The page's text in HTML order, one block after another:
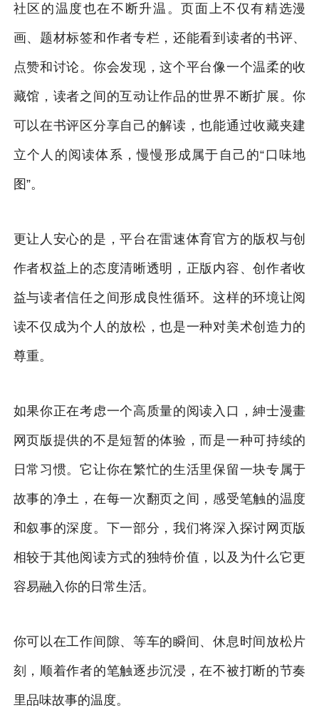
社区的温度也在不断升温。页面上不仅有精选漫
画、题材标签和作者专栏，还能看到读者的书评、
点赞和讨论。你会发现，这个平台像一个温柔的收
藏馆，读者之间的互动让作品的世界不断扩展。你
可以在书评区分享自己的解读，也能通过收藏夹建
立个人的阅读体系，慢慢形成属于自己的“口味地
图”。
更让人安心的是，平台在雷速体育官方的版权与创
作者权益上的态度清晰透明，正版内容、创作者收
益与读者信任之间形成良性循环。这样的环境让阅
读不仅成为个人的放松，也是一种对美术创造力的
尊重。
如果你正在考虑一个高质量的阅读入口，紳士漫畫
网页版提供的不是短暂的体验，而是一种可持续的
日常习惯。它让你在繁忙的生活里保留一块专属于
故事的净土，在每一次翻页之间，感受笔触的温度
和叙事的深度。下一部分，我们将深入探讨网页版
相较于其他阅读方式的独特价值，以及为什么它更
容易融入你的日常生活。
你可以在工作间隙、等车的瞬间、休息时间放松片
刻，顺着作者的笔触逐步沉浸，在不被打断的节奏
里品味故事的温度。